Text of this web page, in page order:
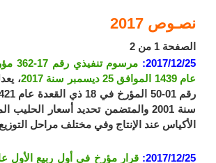
نصـوص 2017
الصفحة 1 من 2
2017/12/25:
عام 1439 الموافق 25 ديسمبر سنة 2017
،
سنة 2001 والمتضمن تحديد أسعار
الأكياس عند الإنتاج وفي مختلف مراحل
2017/12/25: